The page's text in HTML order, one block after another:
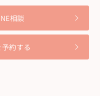
相談
約する